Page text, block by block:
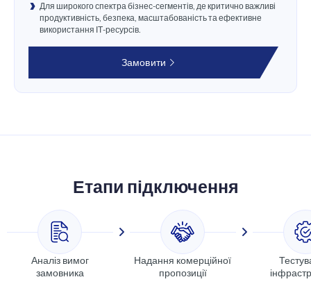
Для широкого спектра бізнес-сегментів, де критично важливі
продуктивність, безпека, масштабованість та ефективне
використання ІТ-ресурсів.
Замовити
Етапи підключення
Аналіз вимог
замовника
Надання комерційної
пропозиції